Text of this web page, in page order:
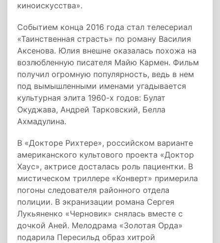
киноискусства».
Событием конца 2016 года стал телесериал
«Таинственная страсть» по роману Василия
Аксенова. Юлия внешне оказалась похожа на
возлюбленную писателя Майю Кармен. Фильм
получил огромную популярность, ведь в нем
под вымышленными именами угадывается
культурная элита 1960-х годов: Булат
Окуджава, Андрей Тарковский, Белла
Ахмадулина.
В «Докторе Рихтере», российском варианте
американского культового проекта «Доктор
Хаус», актрисе досталась роль пациентки. В
мистическом триллере «Конверт» примерила
погоны следователя районного отдела
полиции. В экранизации романа Сергея
Лукьяненко «Черновик» снялась вместе с
дочкой Аней. Мелодрама «Золотая Орда»
подарила Пересильд образ хитрой